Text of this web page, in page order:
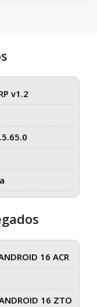
v1.2
16 ACR
16 ZTO